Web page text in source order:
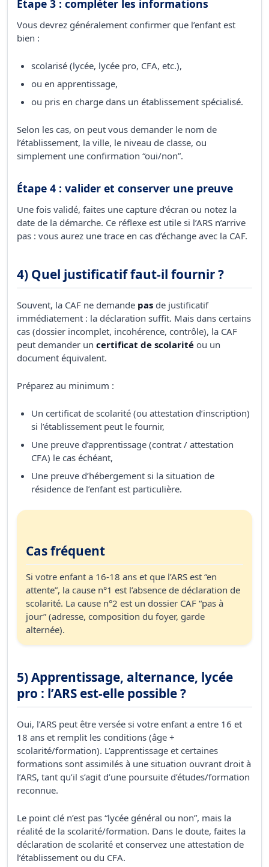
Étape 3 : compléter les informations
Vous devrez généralement confirmer que l’enfant est
bien :
scolarisé (lycée, lycée pro, CFA, etc.),
ou en apprentissage,
ou pris en charge dans un établissement spécialisé.
Selon les cas, on peut vous demander le nom de
l’établissement, la ville, le niveau de classe, ou
simplement une confirmation “oui/non”.
Étape 4 : valider et conserver une preuve
Une fois validé, faites une capture d’écran ou notez la
date de la démarche. Ce réflexe est utile si l’ARS n’arrive
pas : vous aurez une trace en cas d’échange avec la CAF.
4) Quel justificatif faut-il fournir ?
Souvent, la CAF ne demande pas de justificatif
immédiatement : la déclaration suffit. Mais dans certains
cas (dossier incomplet, incohérence, contrôle), la CAF
peut demander un certificat de scolarité ou un
document équivalent.
Préparez au minimum :
Un certificat de scolarité (ou attestation d’inscription)
si l’établissement peut le fournir,
Une preuve d’apprentissage (contrat / attestation
CFA) le cas échéant,
Une preuve d’hébergement si la situation de
résidence de l’enfant est particulière.
Cas fréquent
Si votre enfant a 16-18 ans et que l’ARS est “en
attente”, la cause n°1 est l’absence de déclaration de
scolarité. La cause n°2 est un dossier CAF “pas à
jour” (adresse, composition du foyer, garde
alternée).
5) Apprentissage, alternance, lycée
pro : l’ARS est-elle possible ?
Oui, l’ARS peut être versée si votre enfant a entre 16 et
18 ans et remplit les conditions (âge +
scolarité/formation). L’apprentissage et certaines
formations sont assimilés à une situation ouvrant droit à
l’ARS, tant qu’il s’agit d’une poursuite d’études/formation
reconnue.
Le point clé n’est pas “lycée général ou non”, mais la
réalité de la scolarité/formation. Dans le doute, faites la
déclaration de scolarité et conservez une attestation de
l’établissement ou du CFA.